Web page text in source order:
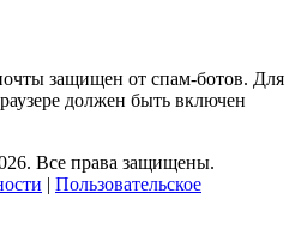
защищен от спам-ботов. Для
должен быть включен
Все права защищены.